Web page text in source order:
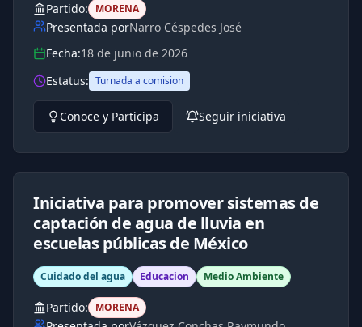
Partido: MORENA
Presentada porNarro Céspedes José
Fecha:18 de junio de 2026
Estatus: Turnada a comision
Conoce y Participa Seguir iniciativa
Iniciativa para promover sistemas de
captación de agua de lluvia en
escuelas públicas de México
Cuidado del agua Educacion Medio Ambiente
Partido: MORENA